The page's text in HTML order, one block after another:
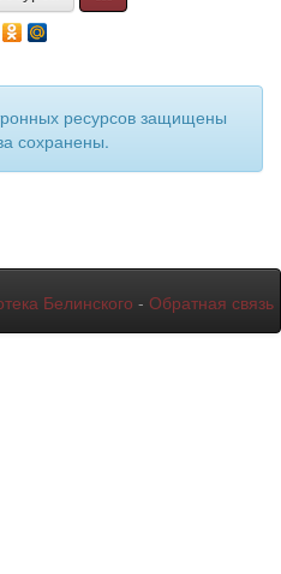
ресурсов защищены
сохранены.
Белинского - Обратная связь